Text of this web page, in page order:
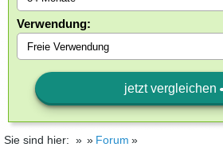
Verwendung:
jetzt vergleichen
Sie sind hier: Forum